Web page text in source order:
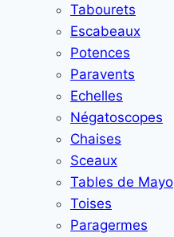
Tabourets
Escabeaux
Potences
Paravents
Echelles
Négatoscopes
Chaises
Sceaux
Tables de Mayo
Toises
Paragermes